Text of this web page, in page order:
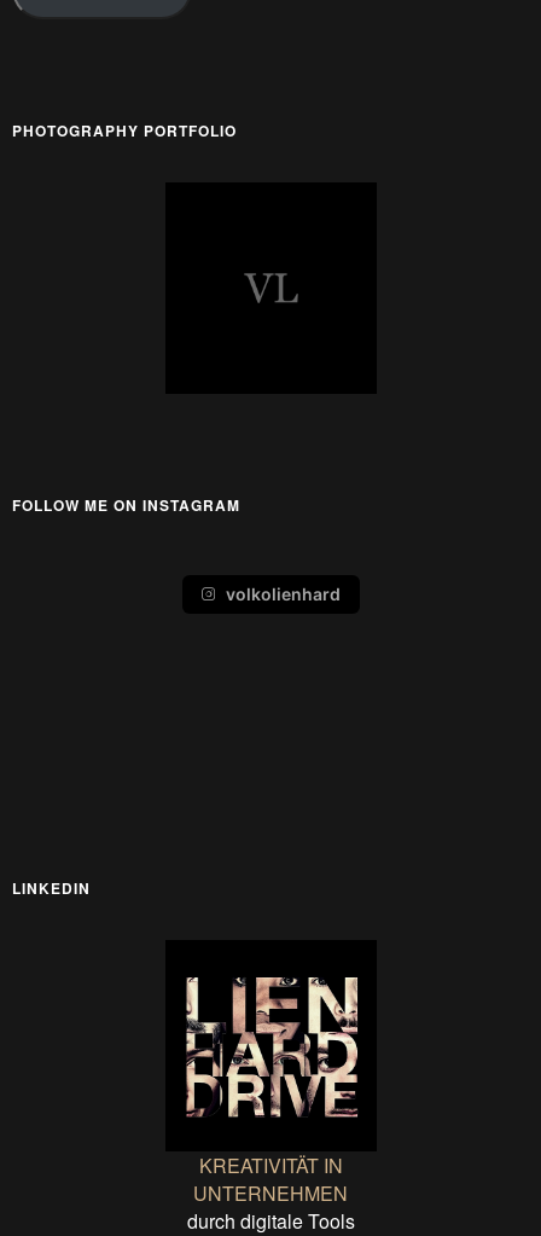
PHOTOGRAPHY PORTFOLIO
FOLLOW ME ON INSTAGRAM
volkolienhard
LINKEDIN
KREATIVITÄT IN
UNTERNEHMEN
durch digitale Tools